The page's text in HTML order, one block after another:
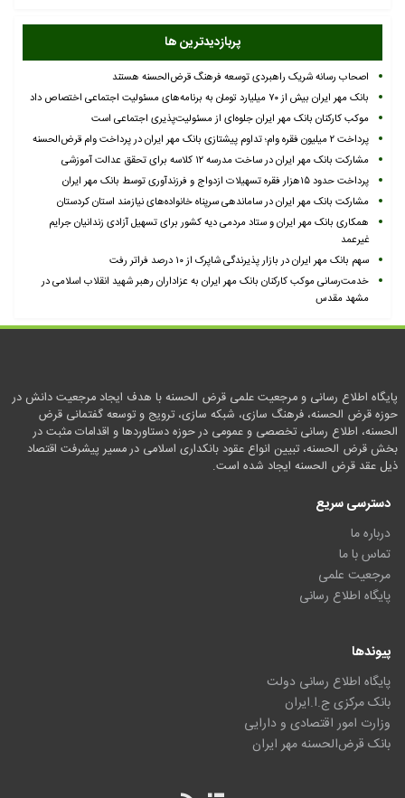
پربازدیدترین ها
اصحاب رسانه شریک راهبردی توسعه فرهنگ قرض‌الحسنه هستند
بانک مهر ایران بیش از ۷۰ میلیارد تومان به برنامه‌های مسئولیت اجتماعی اختصاص داد
موکب کارکنان بانک مهر ایران جلوه‌ای از مسئولیت‌پذیری اجتماعی است
پرداخت ۲ میلیون فقره وام؛ تداوم پیشتازی بانک مهر ایران در پرداخت وام قرض‌الحسنه
مشارکت بانک مهر ایران در ساخت مدرسه ۱۲ کلاسه برای تحقق عدالت آموزشی
پرداخت حدود ۱۵هزار فقره تسهیلات ازدواج و فرزندآوری توسط بانک مهر ایران
مشارکت بانک مهر ایران در ساماندهی سرپناه خانواده‌های نیازمند استان کردستان
همکاری بانک مهر ایران و ستاد مردمی دیه کشور برای تسهیل آزادی زندانیان جرایم
غیرعمد
سهم بانک مهر ایران در بازار پذیرندگی شاپرک از ۱۰ درصد فراتر رفت
خدمت‌رسانی موکب کارکنان بانک مهر ایران به عزاداران رهبر شهید انقلاب اسلامی در
مشهد مقدس
پایگاه اطلاع رسانی و مرجعیت علمی قرض الحسنه با هدف ایجاد مرجعیت دانش در
حوزه قرض الحسنه، فرهنگ سازی، شبکه سازی، ترویج و توسعه گفتمانی قرض
الحسنه، اطلاع رسانی تخصصی و عمومی در حوزه دستاوردها و اقدامات مثبت در
بخش قرض الحسنه، تبیین انواع عقود بانکداری اسلامی در مسیر پیشرفت اقتصاد
ذیل عقد قرض الحسنه ایجاد شده است.
دسترسی سریع
درباره ما
تماس با ما
مرجعیت علمی
پایگاه اطلاع رسانی
پیوندها
پایگاه اطلاع رسانی دولت
بانک مرکزی ج.ا.ایران
وزارت امور اقتصادی و دارایی
بانک قرض‌الحسنه مهر ایران